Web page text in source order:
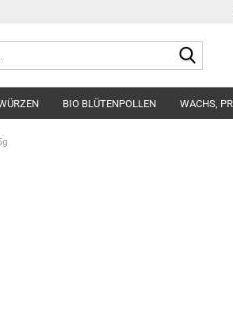
BIO BLÜTENPOLLEN WACHS,